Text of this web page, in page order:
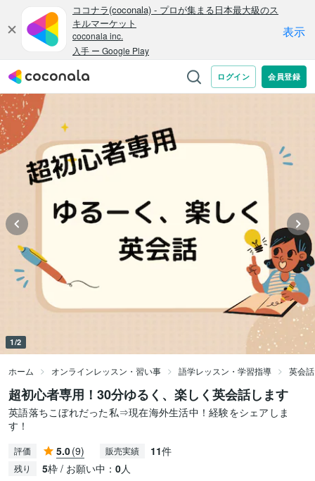
1/2
ホーム オンラインレッスン・習い事 語学レッスン・学習指導 英会
超初心者専用！30分ゆるく、楽しく英会話します
英語落ちこぼれだった私⇒現在海外生活中！経験をシェアしま
す！
評価 5.0(9) 販売実績 11件
残り 5枠 / お願い中： 0人